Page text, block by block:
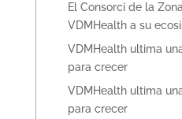
El Consorci de la
VDMHealth a su
VDMHealth ultima
para crecer
VDMHealth ultima
para crecer